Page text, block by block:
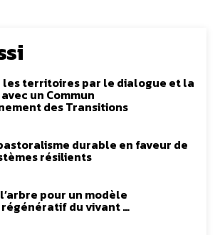
territoires par le dialogue et la
un Commun
des Transitions
durable en faveur de
résilients
pour un modèle
du vivant …